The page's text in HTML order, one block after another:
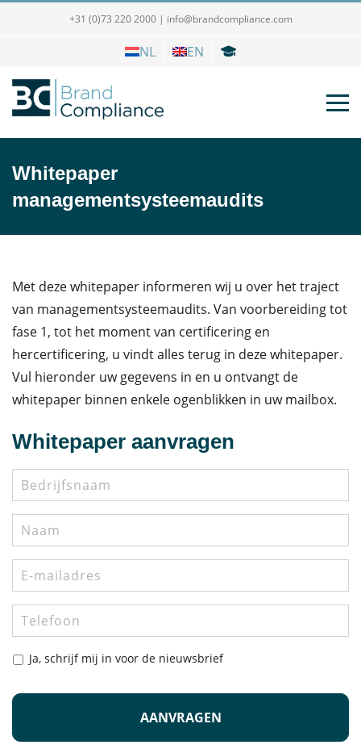
+31 (0)73 220 2000 | info@brandcompliance.com
NL EN
Whitepaper
managementsysteemaudits
Met deze whitepaper informeren wij u over het traject
van managementsysteemaudits. Van voorbereiding tot
fase 1, tot het moment van certificering en
hercertificering, u vindt alles terug in deze whitepaper.
Vul hieronder uw gegevens in en u ontvangt de
whitepaper binnen enkele ogenblikken in uw mailbox.
Whitepaper aanvragen
Bedrijfsnaam
Naam
E-
mailadres *
Telefoon
Nieuwsbrief
Ja, schrijf mij in voor de nieuwsbrief